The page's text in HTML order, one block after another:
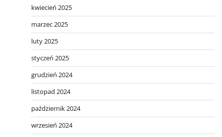
kwiecień 2025
marzec 2025
luty 2025
styczeń 2025
grudzień 2024
listopad 2024
październik 2024
wrzesień 2024